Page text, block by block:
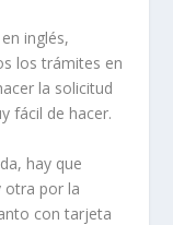
inglés,
los trámites en
la solicitud
fácil de hacer.
hay que
otra por la
con tarjeta